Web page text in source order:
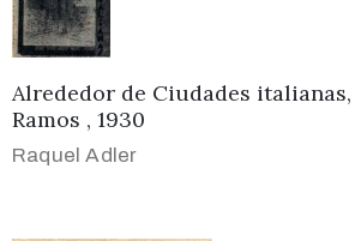
Alrededor de Ciudades italianas,
Ramos , 1930
Raquel Adler